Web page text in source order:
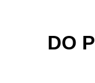
DO